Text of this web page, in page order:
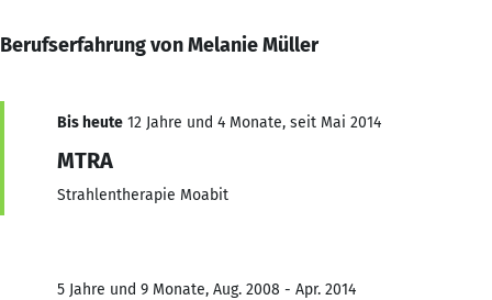
Berufserfahrung von Melanie Müller
Bis heute 12 Jahre und 4 Monate, seit Mai 2014
MTRA
Strahlentherapie Moabit
5 Jahre und 9 Monate, Aug. 2008 - Apr. 2014